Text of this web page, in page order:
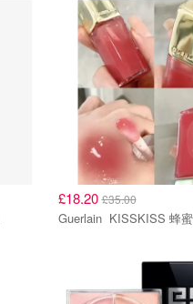
£18.20£35.00
Guerlain KISSKISS